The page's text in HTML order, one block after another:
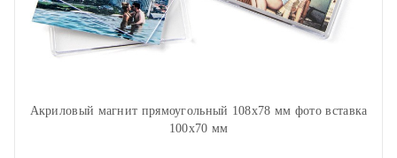
Акриловый магнит прямоугольный 108х78 мм фото вставка
100х70 мм